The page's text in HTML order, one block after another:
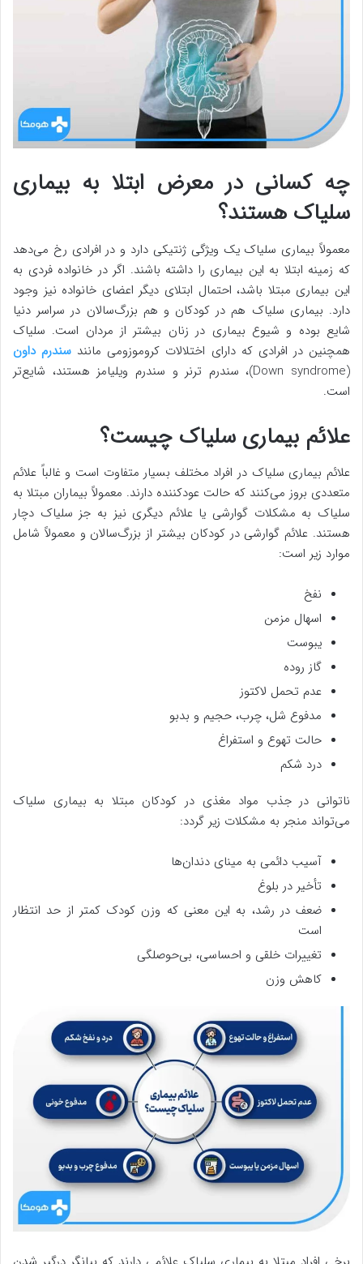
چه کسانی در معرض ابتلا به بیماری
سلیاک هستند؟
معمولاً بیماری سلیاک یک ویژگی ژنتیکی دارد و در افرادی رخ می‌دهد
که زمینه ابتلا به این بیماری را داشته باشند. اگر در خانواده فردی به
این بیماری مبتلا باشد، احتمال ابتلای دیگر اعضای خانواده نیز وجود
دارد. بیماری سلیاک هم در کودکان و هم بزرگ‌سالان در سراسر دنیا
شایع بوده و شیوع بیماری در زنان بیشتر از مردان است. سلیاک
همچنین در افرادی که دارای اختلالات کروموزومی مانند سندرم داون
(Down syndrome)، سندرم ترنر و سندرم ویلیامز هستند، شایع‌تر
است.
علائم بیماری سلیاک چیست؟
علائم بیماری سلیاک در افراد مختلف بسیار متفاوت است و غالباً علائم
متعددی بروز می‌کنند که حالت عودکننده دارند. معمولاً بیماران مبتلا به
سلیاک به مشکلات گوارشی یا علائم دیگری نیز به جز سلیاک دچار
هستند. علائم گوارشی در کودکان بیشتر از بزرگ‌سالان و معمولاً شامل
موارد زیر است:
نفخ
اسهال مزمن
یبوست
گاز روده
عدم تحمل لاکتوز
مدفوع شل، چرب، حجیم و بدبو
حالت تهوع و استفراغ
درد شکم
ناتوانی در جذب مواد مغذی در کودکان مبتلا به بیماری سلیاک
می‌تواند منجر به مشکلات زیر گردد:
آسیب دائمی به مینای دندان‌ها
تأخیر در بلوغ
ضعف در رشد، به این معنی که وزن کودک کمتر از حد انتظار
است
تغییرات خلقی و احساسی، بی‌حوصلگی
کاهش وزن